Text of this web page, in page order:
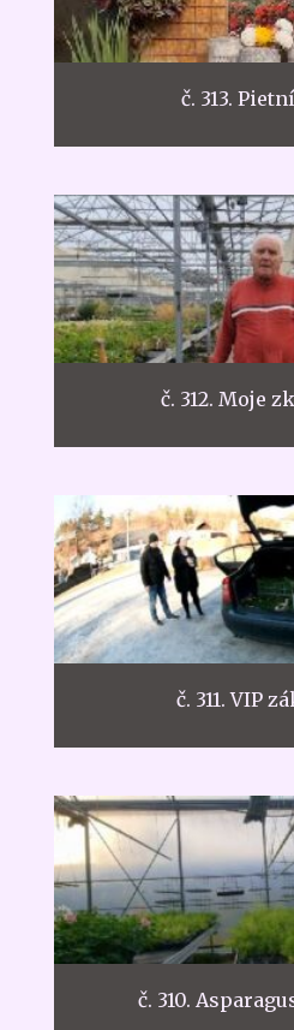
č. 313.
č. 312. Moje
č. 311. VIP
č. 310.